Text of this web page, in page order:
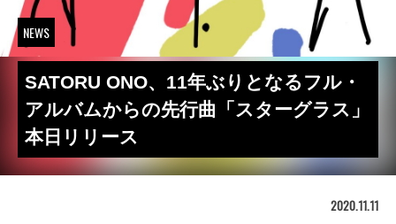
NEWS
SATORU ONO、11年ぶりとなるフル・
アルバムからの先行曲「スターグラス」
本日リリース
2020.11.11